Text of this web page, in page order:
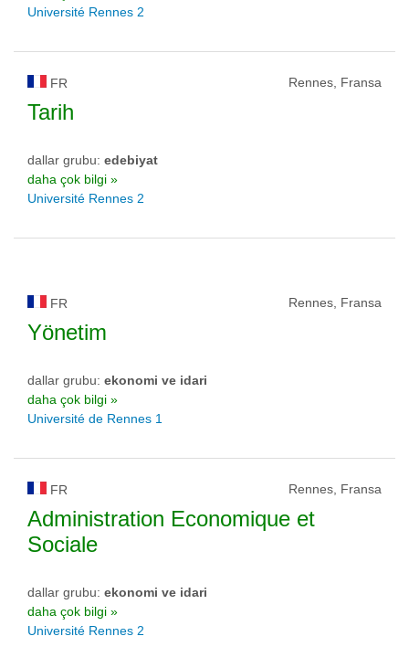
Université Rennes 2
FR Rennes, Fransa
Tarih
dallar grubu: edebiyat
daha çok bilgi »
Université Rennes 2
FR Rennes, Fransa
Yönetim
dallar grubu: ekonomi ve idari
daha çok bilgi »
Université de Rennes 1
FR Rennes, Fransa
Administration Economique et
Sociale
dallar grubu: ekonomi ve idari
daha çok bilgi »
Université Rennes 2